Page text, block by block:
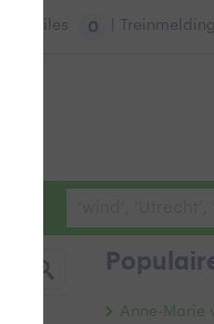
Files 0 |
Anne-Marie